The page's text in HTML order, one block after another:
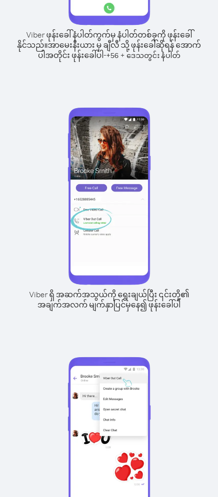
Viber ဖုန်းခေါ်နံပါတ်ကွက်မှ နံပါတ်တစ်ခုကို ဖုန်းခေါ်
နိုင်သည်။အာမေးနီးယား မှ ချီလီ သို့ ဖုန်းခေါ်ဆိုရန် အောက်
ပါအတိုင်း ဖုန်းခေါ်ပါ-+56 + ဒေသတွင်း နံပါတ်
Viber ရှိ အဆက်အသွယ်ကို ရွေးချယ်ပြီး ၎င်းတို့၏
အချက်အလက် မျက်နှာပြင်မှနေ၍ ဖုန်းခေါ်ပါ